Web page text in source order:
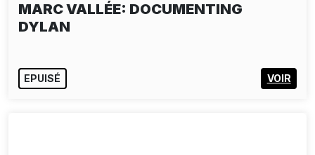
MARC VALLÉE: DOCUMENTING
DYLAN
EPUISÉ VOIR